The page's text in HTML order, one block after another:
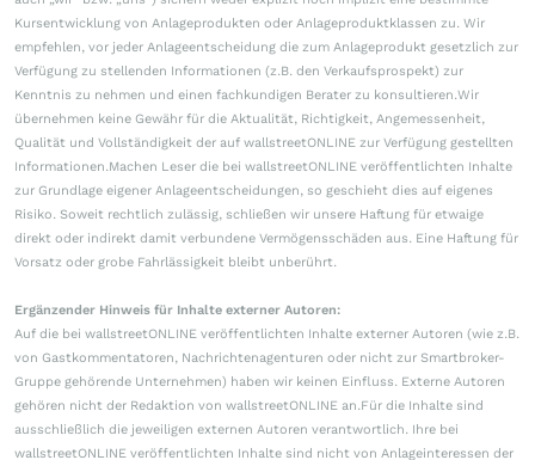
Kursentwicklung von Anlageprodukten oder Anlageproduktklassen zu. Wir
empfehlen, vor jeder Anlageentscheidung die zum Anlageprodukt gesetzlich zur
Verfügung zu stellenden Informationen (z.B. den Verkaufsprospekt) zur
Kenntnis zu nehmen und einen fachkundigen Berater zu konsultieren.Wir
übernehmen keine Gewähr für die Aktualität, Richtigkeit, Angemessenheit,
Qualität und Vollständigkeit der auf wallstreetONLINE zur Verfügung gestellten
Informationen.Machen Leser die bei wallstreetONLINE veröffentlichten Inhalte
zur Grundlage eigener Anlageentscheidungen, so geschieht dies auf eigenes
Risiko. Soweit rechtlich zulässig, schließen wir unsere Haftung für etwaige
direkt oder indirekt damit verbundene Vermögensschäden aus. Eine Haftung für
Vorsatz oder grobe Fahrlässigkeit bleibt unberührt.
Ergänzender Hinweis für Inhalte externer Autoren:
Auf die bei wallstreetONLINE veröffentlichten Inhalte externer Autoren (wie z.B.
von Gastkommentatoren, Nachrichtenagenturen oder nicht zur Smartbroker-
Gruppe gehörende Unternehmen) haben wir keinen Einfluss. Externe Autoren
gehören nicht der Redaktion von wallstreetONLINE an.Für die Inhalte sind
ausschließlich die jeweiligen externen Autoren verantwortlich. Ihre bei
wallstreetONLINE veröffentlichten Inhalte sind nicht von Anlageinteressen der